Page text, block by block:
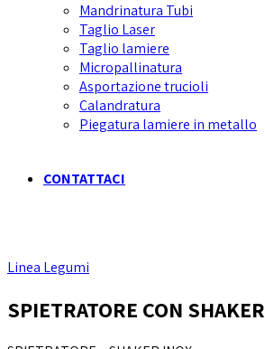
Mandrinatura Tubi
Taglio Laser
Taglio lamiere
Micropallinatura
Asportazione trucioli
Calandratura
Piegatura lamiere in metallo
CONTATTACI
Linea Legumi
SPIETRATORE CON SHAKER